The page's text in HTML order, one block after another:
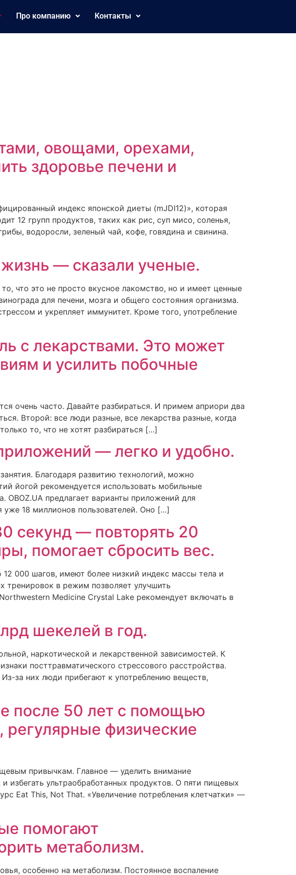
Про компанию Контакты
овощами, орехами,
здоровье печени и
индекс японской диеты (mJDI12)», которая
12 групп продуктов, таких как рис, суп мисо, соленья,
водоросли, зеленый чай, кофе, говядина и свинина.
— сказали ученые.
что это не просто вкусное лакомство, но и имеет ценные
для печени, мозга и общего состояния организма.
и укрепляет иммунитет. Кроме того, употребление
с лекарствами. Это может
и усилить побочные
очень часто. Давайте разбираться. И примем априори два
Второй: все люди разные, все лекарства разные, когда
то, что не хотят разбираться […]
— легко и удобно.
Благодаря развитию технологий, можно
йогой рекомендуется использовать мобильные
предлагает варианты приложений для
уже 18 миллионов пользователей. Оно […]
секунд — повторять 20
помогает сбросить вес.
000 шагов, имеют более низкий индекс массы тела и
тренировок в режим позволяет улучшить
Medicine Crystal Lake рекомендует включать в
шекелей в год.
наркотической и лекарственной зависимостей. К
посттравматического стрессового расстройства.
за них люди прибегают к употреблению веществ,
после 50 лет с помощью
регулярные физические
привычкам. Главное — уделить внимание
избегать ультраобработанных продуктов. О пяти пищевых
Eat This, Not That. «Увеличение потребления клетчатки» —
помогают
метаболизм.
особенно на метаболизм. Постоянное воспаление